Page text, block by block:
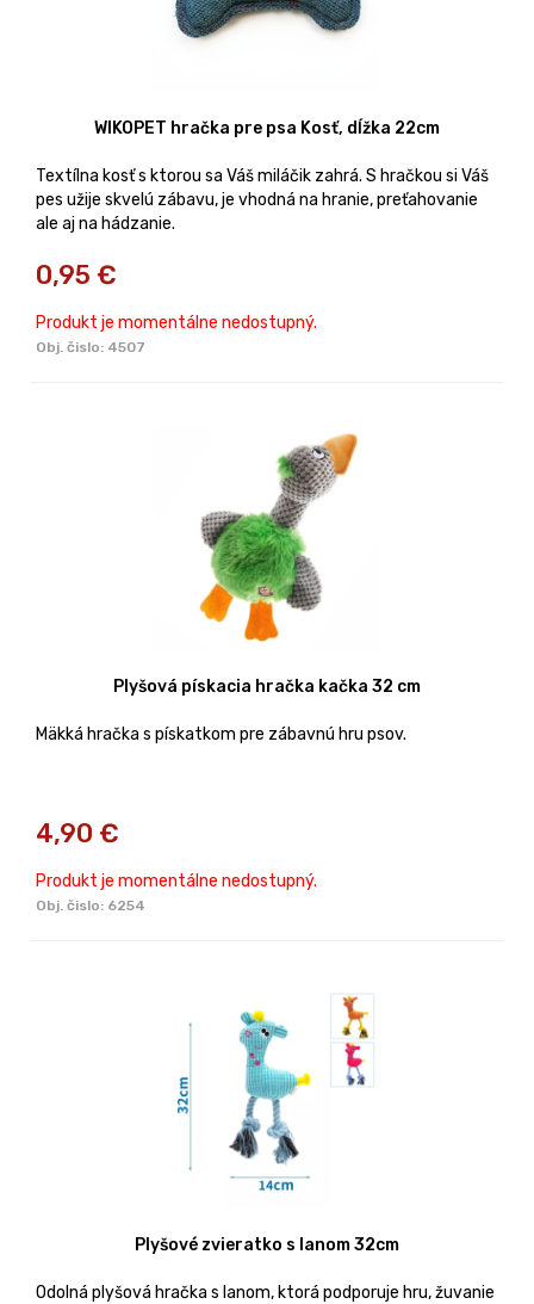
WIKOPET hračka pre psa Kosť, dĺžka 22cm
Textílna kosť s ktorou sa Váš miláčik zahrá. S hračkou si Váš
pes užije skvelú zábavu, je vhodná na hranie, preťahovanie
ale aj na hádzanie.
0,95 €
Produkt je momentálne nedostupný.
Obj. čislo: 4507
Plyšová pískacia hračka kačka 32 cm
Mäkká hračka s pískatkom pre zábavnú hru psov.
4,90 €
Produkt je momentálne nedostupný.
Obj. čislo: 6254
Plyšové zvieratko s lanom 32cm
Odolná plyšová hračka s lanom, ktorá podporuje hru, žuvanie